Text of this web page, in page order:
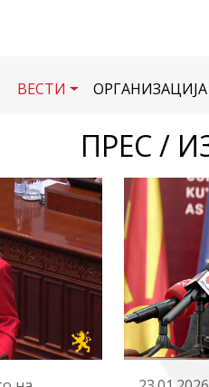
ВЕСТИ ОРГАНИЗАЦИЈА
ПРЕС /